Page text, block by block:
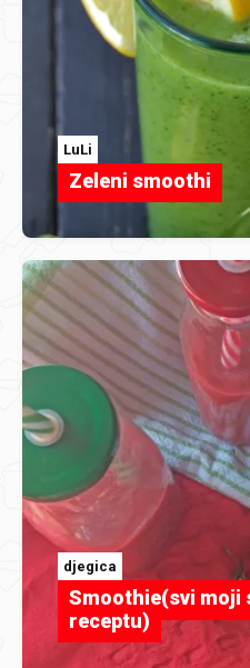
LuLi
Zeleni smoothi
djegica
Smoothie(svi moji
receptu)